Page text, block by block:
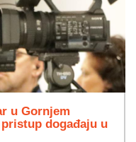
u Gornjem
događaju u